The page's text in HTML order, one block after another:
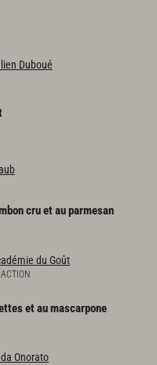
Duboué
cruetauparmesan
du Goût
etaumascarpone
Onorato